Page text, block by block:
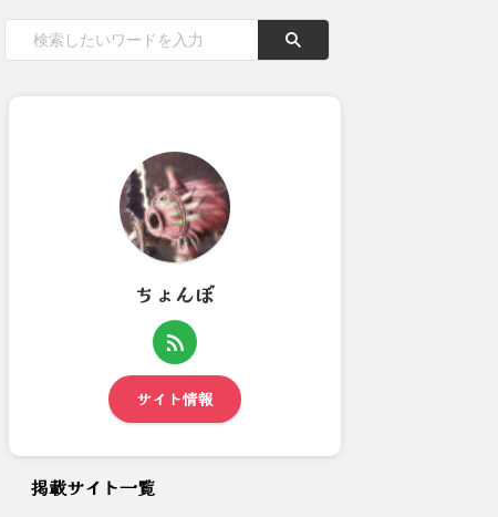
昨日も★KANONさんのお部屋
で遊んでました。2024...
ちょんぼ
サイト情報
掲載サイト一覧